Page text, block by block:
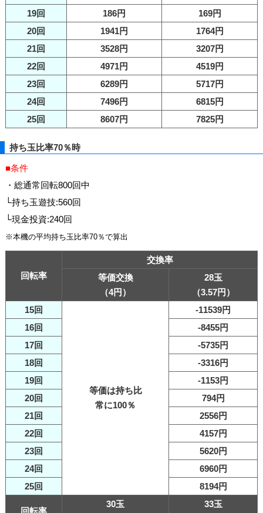
19回
186円
169円
20回
1941円
1764円
21回
3528円
3207円
22回
4971円
4519円
23回
6289円
5717円
24回
7496円
6815円
25回
8607円 7825円
持ち玉比率70％時
■条件
・総通常回転800回中
└持ち玉遊技:560回
└現金投資:240回
※本機の平均持ち玉比率70％で算出
回転率
交換率
等価交換
（4円）
28玉
（3.57円）
15回
等価は持ち比
常に100％
-11539円
16回
-8455円
17回
-5735円
18回
-3316円
19回
-1153円
20回
794円
21回
2556円
22回
4157円
23回
5620円
24回
6960円
25回
8194円
30玉
33玉